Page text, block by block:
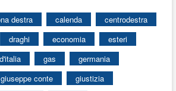
destra calenda
centrodestra
draghi economia
esteri
gas
germania
giuseppe conte
giustizia